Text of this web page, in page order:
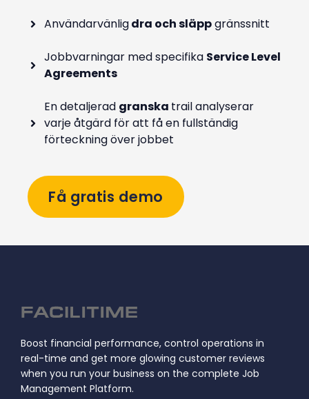
Användarvänligdra och släppgränssnitt
Jobbvarningar med specifika Service Level
Agreements
En detaljerad granska trail analyserar
varje åtgärd för att få en fullständig
förteckning över jobbet
Få gratis demo
Boost financial performance, control operations in
real-time and get more glowing customer reviews
when you run your business on the complete Job
Management Platform.